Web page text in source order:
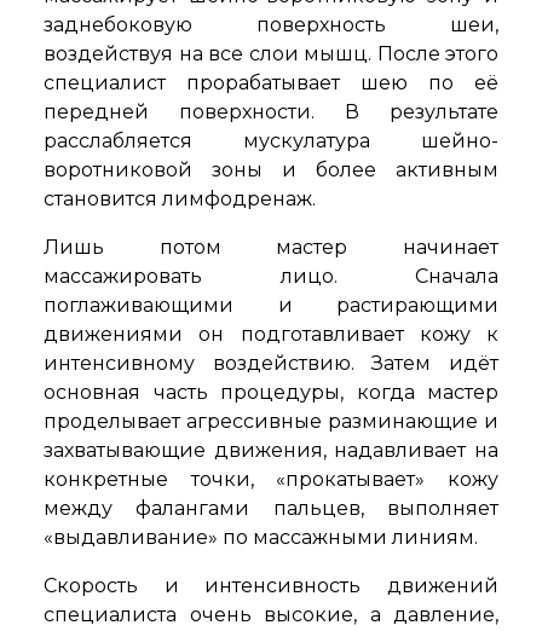
заднебоковую поверхность шеи,
воздействуя на все слои мышц. После этого
специалист прорабатывает шею по её
передней поверхности. В результате
расслабляется мускулатура шейно-
воротниковой зоны и более активным
становится лимфодренаж.
Лишь потом мастер начинает
массажировать лицо. Сначала
поглаживающими и растирающими
движениями он подготавливает кожу к
интенсивному воздействию. Затем идёт
основная часть процедуры, когда мастер
проделывает агрессивные разминающие и
захватывающие движения, надавливает на
конкретные точки, «прокатывает» кожу
между фалангами пальцев, выполняет
«выдавливание» по массажными линиям.
Скорость и интенсивность движений
специалиста очень высокие, а давление,